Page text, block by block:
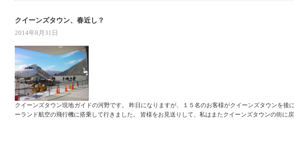
クイーンズタウン、春近し？
2014年8月31日
クイーンズタウン現地ガイドの河野です。 昨日になりますが、１５名のお客様がクイーンズタウンを後
ーランド航空の飛行機に搭乗して行きました。 皆様をお見送りして、私はまたクイーンズタウンの街に